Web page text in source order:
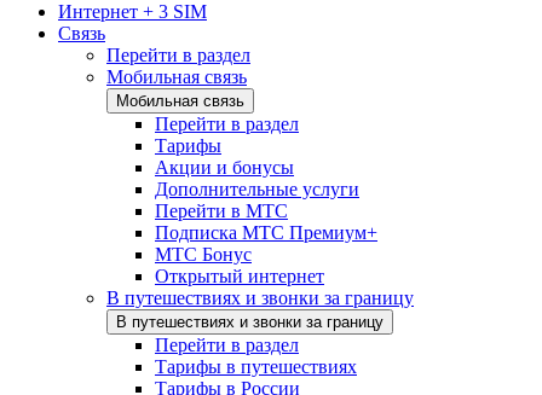
Интернет + 3 SIM
Связь
Перейти в раздел
Мобильная связь
Мобильная связь
Перейти в раздел
Тарифы
Акции и бонусы
Дополнительные услуги
Перейти в МТС
Подписка МТС Премиум+
МТС Бонус
Открытый интернет
В путешествиях и звонки за границу
В путешествиях и звонки за границу
Перейти в раздел
Тарифы в путешествиях
Тарифы в России